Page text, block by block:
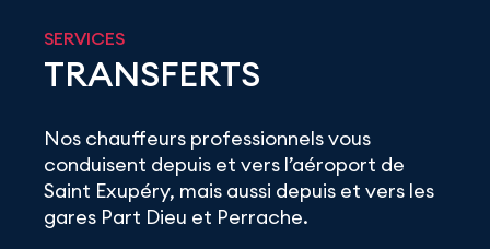
SERVICES
TRANSFERTS
Nos chauffeurs professionnels vous
conduisent depuis et vers l’aéroport de
Saint Exupéry, mais aussi depuis et vers les
gares Part Dieu et Perrache.